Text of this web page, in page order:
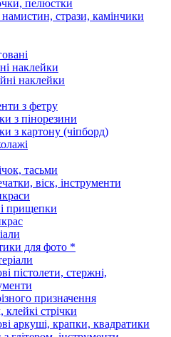
пелюстки
стрази, камінчики
наклейки
наклейки
з фетру
з пінорезини
з картону (чіпборд)
тасьми
віск, інструменти
прищепки
для фото *
пістолети, стержні,
призначення
клейкі стрічки
аркуші, крапки, квадратики